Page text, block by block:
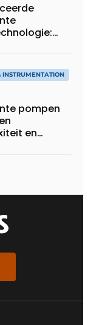
INSTRUMENTATION
pompen
en